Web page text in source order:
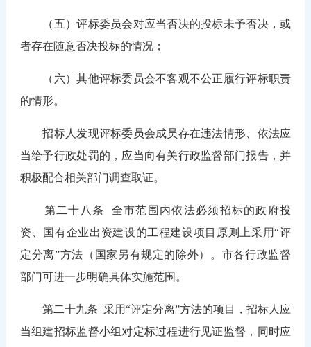
（五）评标委员会对应当否决的投标未予否决，或
者存在随意否决投标的情况；
（六）其他评标委员会不客观不公正履行评标职责
的情形。
招标人发现评标委员会成员存在违法情形、依法应
当给予行政处罚的，应当向有关行政监督部门报告，并
积极配合相关部门调查取证。
第二十八条 全市范围内依法必须招标的政府投
资、国有企业出资建设的工程建设项目原则上采用“评
定分离”方法（国家另有规定的除外）。市各行政监督
部门可进一步明确具体实施范围。
第二十九条 采用“评定分离”方法的项目，招标人应
当组建招标监督小组对定标过程进行见证监督，同时应